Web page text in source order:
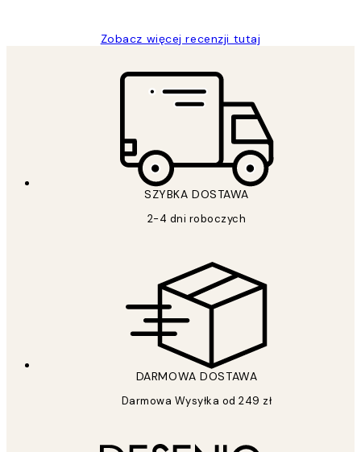
Zobacz więcej recenzji tutaj
SZYBKA DOSTAWA
2-4 dni roboczych
DARMOWA DOSTAWA
Darmowa Wysyłka od 249 zł